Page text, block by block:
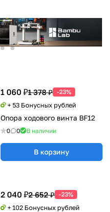
1 060 ₽1 378 ₽ -23%
+ 53 Бонусных рублей
Опора ходового винта BF12
0 0 В наличии
В корзину
2 040 ₽2 652 ₽ -23%
+ 102 Бонусных рублей